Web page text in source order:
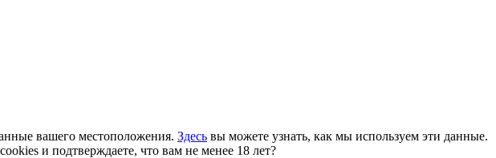
вашего местоположения. Здесь вы можете узнать, как мы используем эти данные.
и подтверждаете, что вам не менее 18 лет?